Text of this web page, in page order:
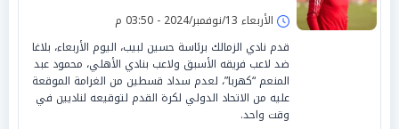
الأربعاء 13/نوفمبر/2024 - 03:50 م
قدم نادي الزمالك برئاسة حسين لبيب، اليوم الأربعاء، بلاغا
ضد لاعب فريقه الأسبق ولاعب بنادي الأهلي، محمود عبد
المنعم “كهربا”، لعدم سداد قسطين من الغرامة الموقعة
عليه من الاتحاد الدولي لكرة القدم لتوقيعه لناديين في
وقت واحد.